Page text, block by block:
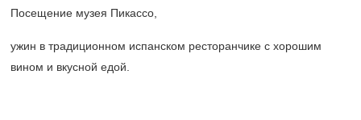
Посещение музея Пикассо,
ужин в традиционном испанском ресторанчике с хорошим
вином и вкусной едой.